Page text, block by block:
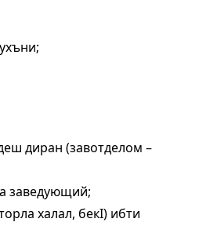
диран (завотделом –
заведующий;
халал, бекI) ибти